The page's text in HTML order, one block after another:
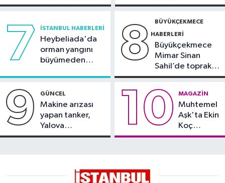
görüntülendi
7 İSTANBUL HABERLERI
Heybeliada'da
orman yangını
büyümeden
8 BÜYÜKÇEKMECE
HABERLERI
Büyükçekmece
Mimar Sinan
Sahil’de toprak
kayması
9 GÜNCEL
Makine arızası
yapan tanker,
Yalova
Demirleme
10 MAGAZIN
Muhtemel
Aşk'ta Ekin
Koç
damgası